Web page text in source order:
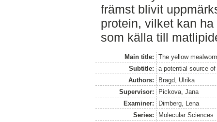
främst blivit
protein, vilket kan
som källa till
Main title:
The yellow
Subtitle:
a potential source
Authors:
Bragd, Ulrika
Supervisor:
Pickova, Jana
Examiner:
Dimberg, Lena
Series:
Molecular Sciences